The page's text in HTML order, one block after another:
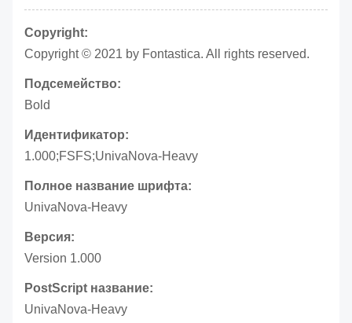
Copyright:
Copyright © 2021 by Fontastica. All rights reserved.
Подсемейство:
Bold
Идентификатор:
1.000;FSFS;UnivaNova-Heavy
Полное название шрифта:
UnivaNova-Heavy
Версия:
Version 1.000
PostScript название:
UnivaNova-Heavy